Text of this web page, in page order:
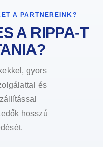
A PARTNEREINK?
A RIPPA-T
gyors
és
hosszú